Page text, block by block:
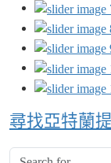
尋找亞特蘭